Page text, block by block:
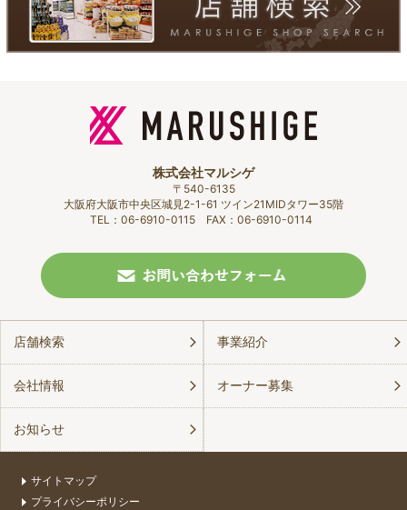
株式会社マルシゲ
〒540-6135
大阪府大阪市中央区城見2-1-61 ツイン21MIDタワー35階
TEL：06-6910-0115 FAX：06-6910-0114
店舗検索
会社情報
お知らせ
事業紹介
オーナー募集
サイトマップ
プライバシーポリシー